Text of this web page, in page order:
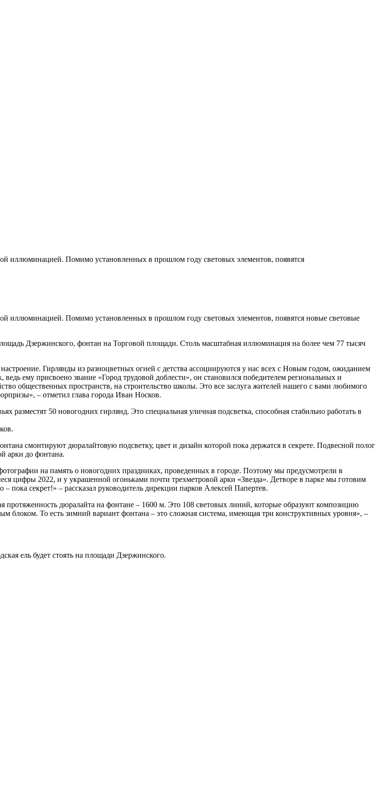
иллюминацией. Помимо установленных в прошлом году световых элементов, появятся
иллюминацией. Помимо установленных в прошлом году световых элементов, появятся новые световые
Дзержинского, фонтан на Торговой площади. Столь масштабная иллюминация на более чем 77 тысяч
Гирлянды из разноцветных огней с детства ассоциируются у нас всех с Новым годом, ожиданием
ему присвоено звание «Город трудовой доблести», он становился победителем региональных и
общественных пространств, на строительство школы. Это все заслуга жителей нашего с вами любимого
– отметил глава города Иван Носков.
разместят 50 новогодних гирлянд. Это специальная уличная подсветка, способная стабильно работать в
смонтируют дюралайтовую подсветку, цвет и дизайн которой пока держатся в секрете. Подвесной полог
арки до фонтана.
на память о новогодних праздниках, проведенных в городе. Поэтому мы предусмотрели в
цифры 2022, и у украшенной огоньками почти трехметровой арки «Звезда». Детворе в парке мы готовим
секрет!» – рассказал руководитель дирекции парков Алексей Папертев.
дюралайта на фонтане – 1600 м. Это 108 световых линий, которые образуют композицию
блоком. То есть зимний вариант фонтана – это сложная система, имеющая три конструктивных уровня», –
ель будет стоять на площади Дзержинского.